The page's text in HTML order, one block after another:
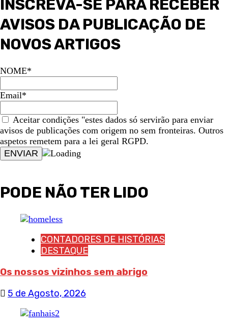
INSCREVA-SE PARA RECEBER
AVISOS DA PUBLICAÇÃO DE
NOVOS ARTIGOS
NOME*
Email*
Aceitar condições "estes dados só servirão para enviar
avisos de publicações com origem no sem fronteiras. Outros
aspetos remetem para a lei geral RGPD.
PODE NÃO TER LIDO
CONTADORES DE HISTÓRIAS
DESTAQUE
Os nossos vizinhos sem abrigo
5 de Agosto, 2026